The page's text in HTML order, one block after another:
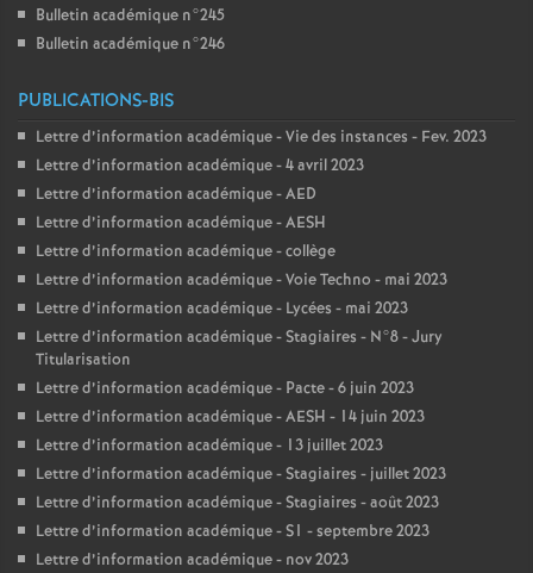
Bulletin académique n°245
Bulletin académique n°246
PUBLICATIONS-BIS
Lettre d’information académique - Vie des instances - Fev. 2023
Lettre d’information académique - 4 avril 2023
Lettre d’information académique - AED
Lettre d’information académique - AESH
Lettre d’information académique - collège
Lettre d’information académique - Voie Techno - mai 2023
Lettre d’information académique - Lycées - mai 2023
Lettre d’information académique - Stagiaires - N°8 - Jury
Titularisation
Lettre d’information académique - Pacte - 6 juin 2023
Lettre d’information académique - AESH - 14 juin 2023
Lettre d’information académique - 13 juillet 2023
Lettre d’information académique - Stagiaires - juillet 2023
Lettre d’information académique - Stagiaires - août 2023
Lettre d’information académique - S1 - septembre 2023
Lettre d’information académique - nov 2023